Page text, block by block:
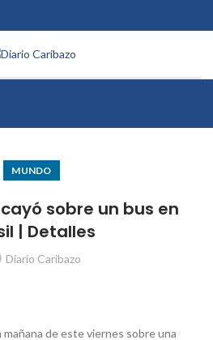
MUNDO
sobre un bus en
| Detalles
Diario Caribazo
mañana de este viernes sobre una